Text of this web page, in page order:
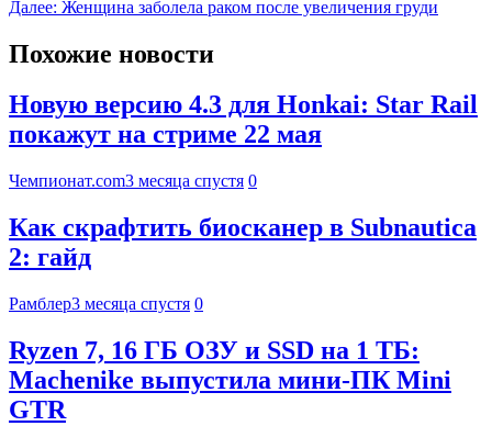
Далее: Женщина заболела раком после увеличения груди
Похожие новости
Новую версию 4.3 для Honkai: Star Rail
покажут на стриме 22 мая
Чемпионат.com3 месяца спустя 0
Как скрафтить биосканер в Subnautica
2: гайд
Рамблер3 месяца спустя 0
Ryzen 7, 16 ГБ ОЗУ и SSD на 1 ТБ:
Machenike выпустила мини-ПК Mini
GTR